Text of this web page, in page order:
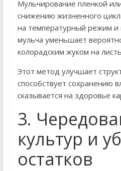
Мульчирование пленкой
снижению жизненного
на температурный режим и
мульча уменьшает
колорадским жуком на
Этот метод улучшает
способствует сохранению
сказывается на здоровье
3.
культур и
остатков